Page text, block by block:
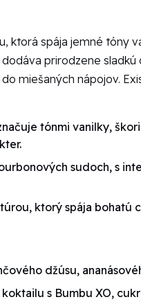
ktorá spája jemné tóny
prirodzene sladkú
miešaných nápojov.
tónmi vanilky,
sudoch, s
ktorý spája bohatú
džúsu,
s Bumbu XO,